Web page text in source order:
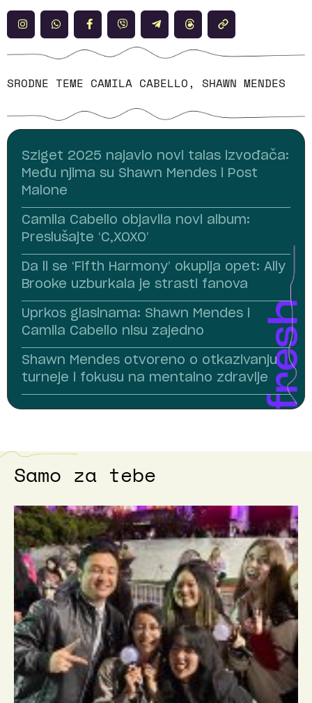
SRODNE TEME CAMILA CABELLO, SHAWN MENDES
Sziget 2025 najavio novi talas izvođača:
Među njima su Shawn Mendes i Post
Malone
Camila Cabello objavila novi album:
Preslušajte ‘C,XOXO’
Da li se ‘Fifth Harmony’ okuplja opet: Ally
Brooke uzburkala je strasti fanova
Uprkos glasinama: Shawn Mendes i
Camila Cabello nisu zajedno
Shawn Mendes otvoreno o otkazivanju
turneje i fokusu na mentalno zdravlje
Samo za tebe